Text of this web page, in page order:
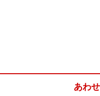
で注意。また峠の下り
と、バッテリーが発熱
あわ